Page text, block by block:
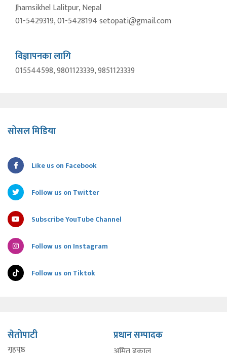
Jhamsikhel Lalitpur, Nepal
01-5429319, 01-5428194 setopati@gmail.com
विज्ञापनका लागि
015544598, 9801123339, 9851123339
सोसल मिडिया
Like us on Facebook
Follow us on Twitter
Subscribe YouTube Channel
Follow us on Instagram
Follow us on Tiktok
सेतोपाटी
गृहपृष्ठ
प्रधान सम्पादक